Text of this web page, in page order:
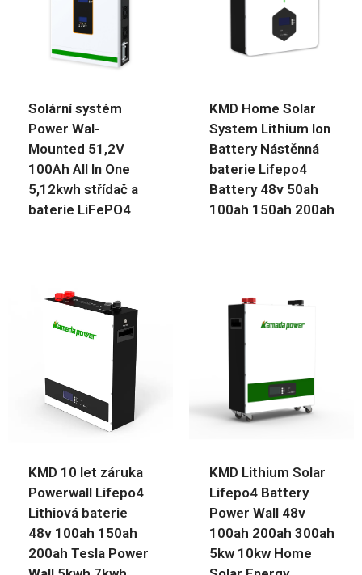
Solární systém
Power Wal-
Mounted 51,2V
100Ah All In One
5,12kwh střídač a
baterie LiFePO4
KMD Home Solar
System Lithium Ion
Battery Nástěnná
baterie Lifepo4
Battery 48v 50ah
100ah 150ah 200ah
KMD 10 let záruka
Powerwall Lifepo4
Lithiová baterie
48v 100ah 150ah
200ah Tesla Power
KMD Lithium Solar
Lifepo4 Battery
Power Wall 48v
100ah 200ah 300ah
5kw 10kw Home